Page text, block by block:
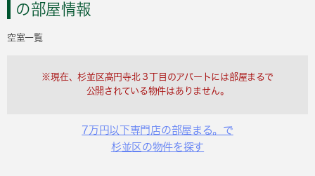
の部屋情報
空室一覧
※現在、杉並区高円寺北３丁目のアパートには部屋まるで
公開されている物件はありません。
7万円以下専門店の部屋まる。で
杉並区の物件を探す